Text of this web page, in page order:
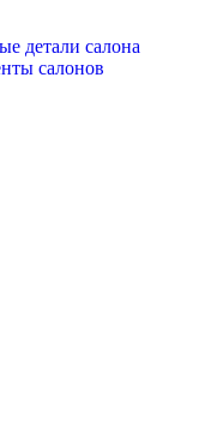
детали салона
салонов